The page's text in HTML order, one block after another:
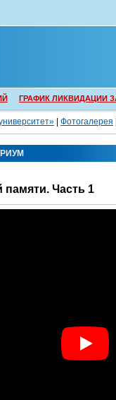
ГРАФИК ЛИКВИДАЦИИ
Фотогалерея
памяти. Часть 1